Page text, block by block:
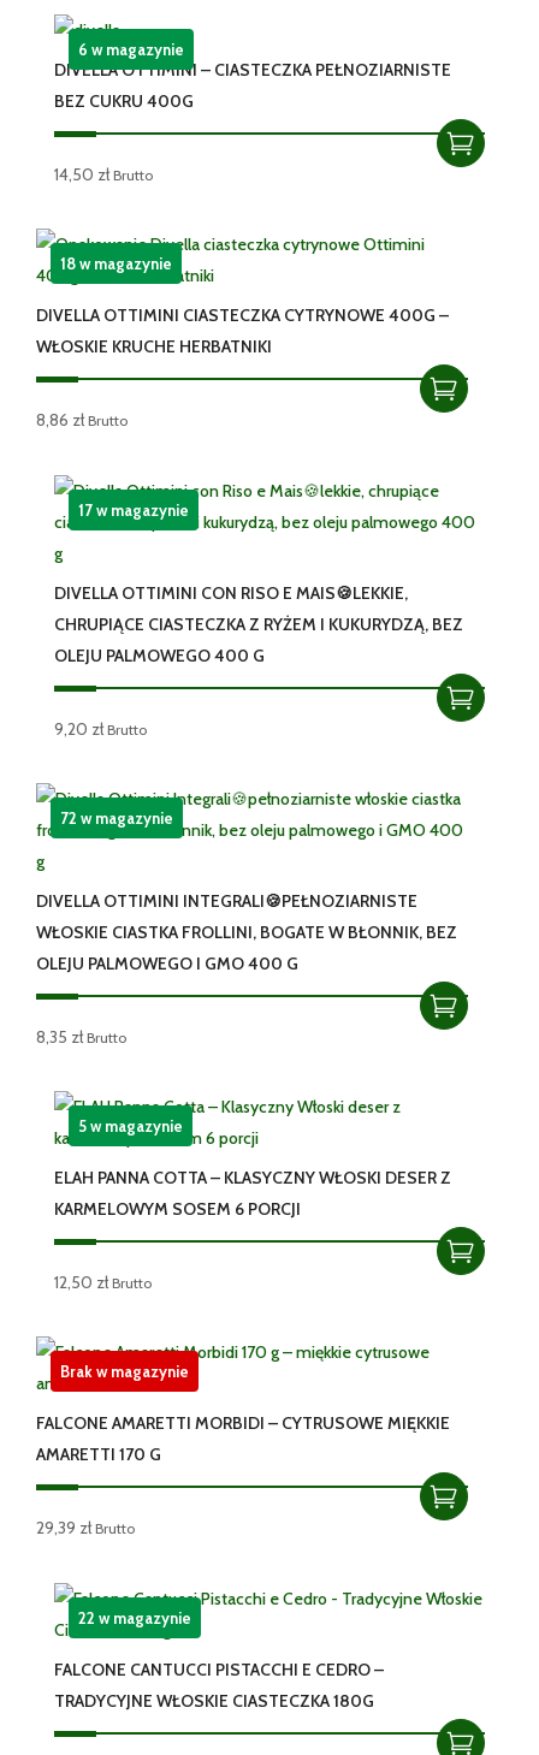
DIVELLA OTTIMINI – CIASTECZKA PEŁNOZIARNISTE
BEZ CUKRU 400G
14,50 zł Brutto
6 w magazynie
DIVELLA OTTIMINI CIASTECZKA CYTRYNOWE 400G –
WŁOSKIE KRUCHE HERBATNIKI
8,86 zł Brutto
18 w magazynie
DIVELLA OTTIMINI CON RISO E MAIS🍪LEKKIE,
CHRUPIĄCE CIASTECZKA Z RYŻEM I KUKURYDZĄ, BEZ
OLEJU PALMOWEGO 400 G
9,20 zł Brutto
17 w magazynie
DIVELLA OTTIMINI INTEGRALI🍪PEŁNOZIARNISTE
WŁOSKIE CIASTKA FROLLINI, BOGATE W BŁONNIK, BEZ
OLEJU PALMOWEGO I GMO 400 G
8,35 zł Brutto
72 w magazynie
ELAH PANNA COTTA – KLASYCZNY WŁOSKI DESER Z
KARMELOWYM SOSEM 6 PORCJI
12,50 zł Brutto
5 w magazynie
FALCONE AMARETTI MORBIDI – CYTRUSOWE MIĘKKIE
AMARETTI 170 G
29,39 zł Brutto
Brak w magazynie
FALCONE CANTUCCI PISTACCHI E CEDRO –
TRADYCYJNE WŁOSKIE CIASTECZKA 180G
22 w magazynie